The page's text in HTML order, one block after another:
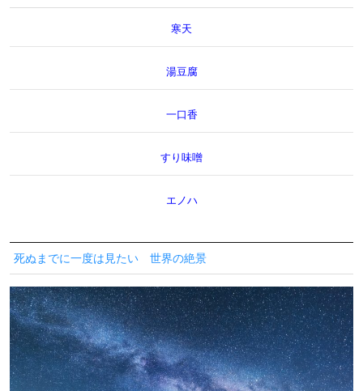
寒天
湯豆腐
一口香
すり味噌
エノハ
死ぬまでに一度は見たい 世界の絶景